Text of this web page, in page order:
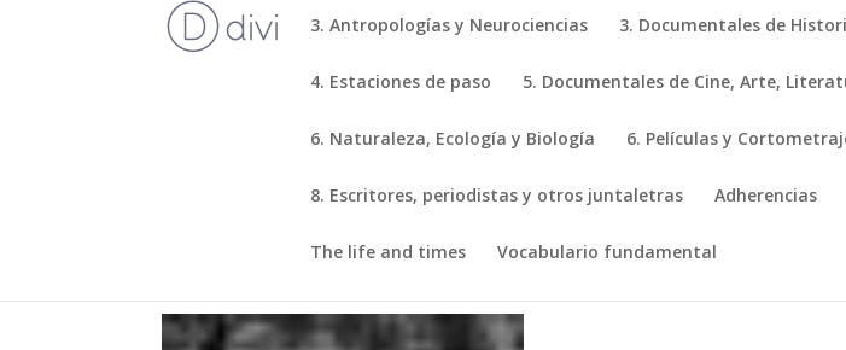
3. Antropologías y Neurociencias 3. Documentales de
4. Estaciones de paso 5. Documentales de Cine, Arte,
6. Naturaleza, Ecología y Biología 6. Películas y
8. Escritores, periodistas y otros juntaletras Adherencias
The life and times Vocabulario fundamental